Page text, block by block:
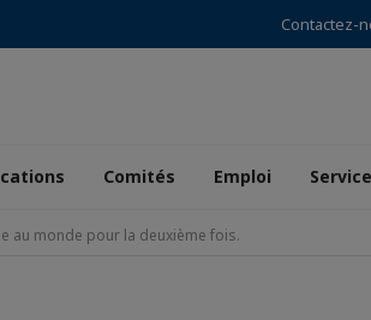
Contactez-
Comités Emploi
au monde pour la deuxième fois.